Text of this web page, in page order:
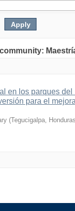
en los parques
para el
(Tegucigalpa,